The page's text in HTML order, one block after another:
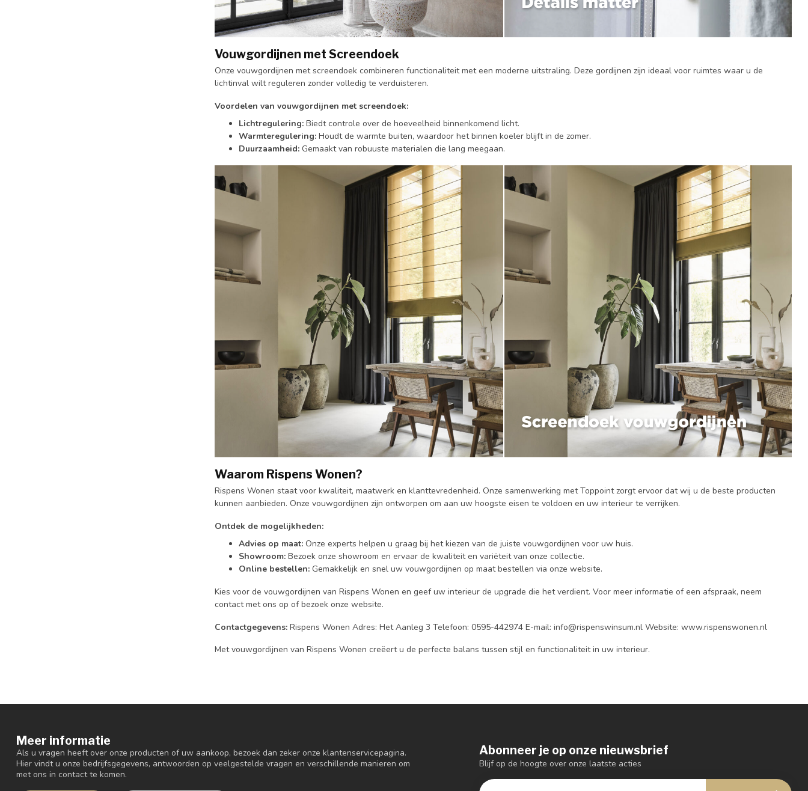
Vouwgordijnen met Screendoek
Onze vouwgordijnen met screendoek combineren functionaliteit met een moderne uitstraling. Deze gordijnen zijn ideaal voor ruimtes waar u de
lichtinval wilt reguleren zonder volledig te verduisteren.
Voordelen van vouwgordijnen met screendoek:
Lichtregulering: Biedt controle over de hoeveelheid binnenkomend licht.
Warmteregulering: Houdt de warmte buiten, waardoor het binnen koeler blijft in de zomer.
Duurzaamheid: Gemaakt van robuuste materialen die lang meegaan.
Waarom Rispens Wonen?
Rispens Wonen staat voor kwaliteit, maatwerk en klanttevredenheid. Onze samenwerking met Toppoint zorgt ervoor dat wij u de beste producten
kunnen aanbieden. Onze vouwgordijnen zijn ontworpen om aan uw hoogste eisen te voldoen en uw interieur te verrijken.
Ontdek de mogelijkheden:
Advies op maat: Onze experts helpen u graag bij het kiezen van de juiste vouwgordijnen voor uw huis.
Showroom: Bezoek onze showroom en ervaar de kwaliteit en variëteit van onze collectie.
Online bestellen: Gemakkelijk en snel uw vouwgordijnen op maat bestellen via onze website.
Kies voor de vouwgordijnen van Rispens Wonen en geef uw interieur de upgrade die het verdient. Voor meer informatie of een afspraak, neem
contact met ons op of bezoek onze website.
Contactgegevens: Rispens Wonen Adres: Het Aanleg 3 Telefoon: 0595-442974 E-mail: info@rispenswinsum.nl Website: www.rispenswonen.nl
Met vouwgordijnen van Rispens Wonen creëert u de perfecte balans tussen stijl en functionaliteit in uw interieur.
Meer informatie
Als u vragen heeft over onze producten of uw aankoop, bezoek dan zeker onze klantenservicepagina.
Hier vindt u onze bedrijfsgegevens, antwoorden op veelgestelde vragen en verschillende manieren om
met ons in contact te komen.
Abonneer je op onze nieuwsbrief
Blijf op de hoogte over onze laatste acties